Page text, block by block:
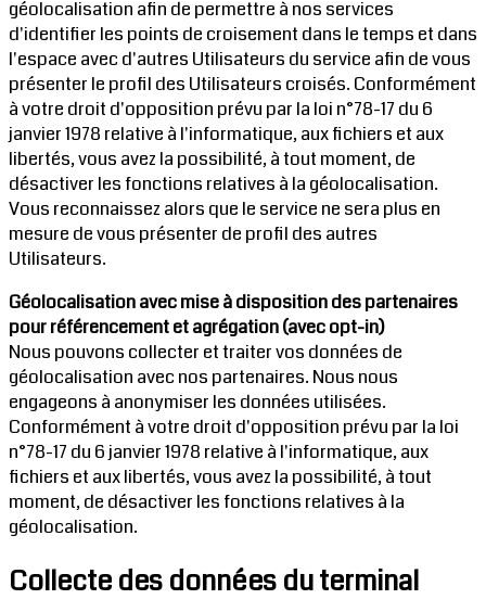
géolocalisation afin de permettre à nos services
d'identifier les points de croisement dans le temps et dans
l'espace avec d'autres Utilisateurs du service afin de vous
présenter le profil des Utilisateurs croisés. Conformément
à votre droit d'opposition prévu par la loi n°78-17 du 6
janvier 1978 relative à l'informatique, aux fichiers et aux
libertés, vous avez la possibilité, à tout moment, de
désactiver les fonctions relatives à la géolocalisation.
Vous reconnaissez alors que le service ne sera plus en
mesure de vous présenter de profil des autres
Utilisateurs.
Géolocalisation avec mise à disposition des partenaires
pour référencement et agrégation (avec opt-in)
Nous pouvons collecter et traiter vos données de
géolocalisation avec nos partenaires. Nous nous
engageons à anonymiser les données utilisées.
Conformément à votre droit d'opposition prévu par la loi
n°78-17 du 6 janvier 1978 relative à l'informatique, aux
fichiers et aux libertés, vous avez la possibilité, à tout
moment, de désactiver les fonctions relatives à la
géolocalisation.
Collecte des données du terminal